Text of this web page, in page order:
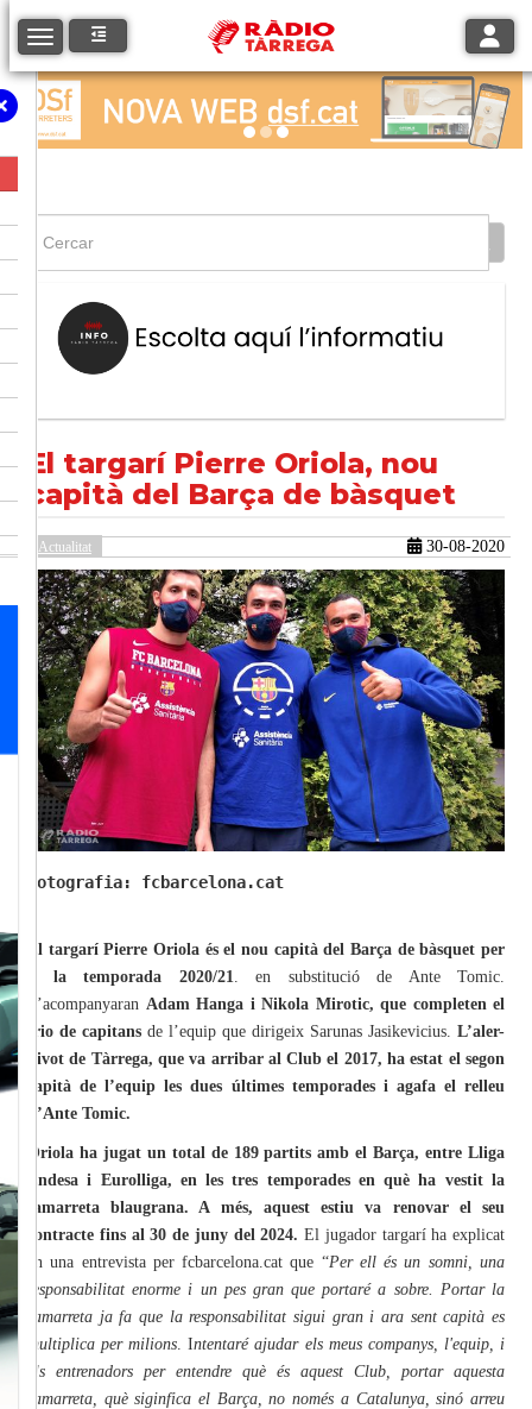
Toggle navigation
El targarí Pierre Oriola, nou
capità del Barça de bàsquet
Actualitat 30-08-2020
Fotografia: fcbarcelona.cat
El targarí Pierre Oriola és el nou capità del Barça de bàsquet per
a la temporada 2020/21
. en substitució de Ante Tomic.
L’acompanyaran Adam Hanga i Nikola Mirotic, que completen el
trio de capitans de l’equip que dirigeix Sarunas Jasikevicius. L’aler-
pivot de Tàrrega, que va arribar al Club el 2017, ha estat el segon
capità de l’equip les dues últimes temporades i agafa el relleu
d’Ante Tomic.
Oriola ha jugat un total de 189 partits amb el Barça, entre Lliga
Endesa i Eurolliga, en les tres temporades en què ha vestit la
samarreta blaugrana. A més, aquest estiu va renovar el seu
contracte fins al 30 de juny del 2024. El jugador targarí ha explicat
en una entrevista per fcbarcelona.cat que “Per ell és un somni, una
responsabilitat enorme i un pes gran que portaré a sobre. Portar la
samarreta ja fa que la responsabilitat sigui gran i ara sent capità es
multiplica per milions . Intentaré ajudar els meus companys, l'equip, i
els entrenadors per entendre què és aquest Club, portar aquesta
samarreta, què siginfica el Barça, no només a Catalunya, sinó arreu